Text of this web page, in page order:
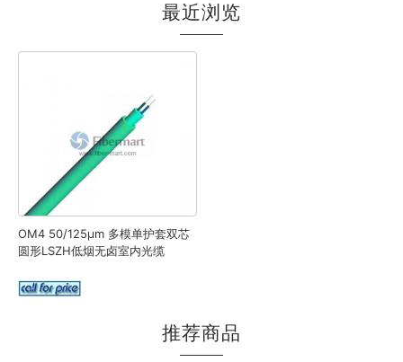
最近浏览
OM4 50/125μm 多模单护套双芯
圆形LSZH低烟无卤室内光缆
推荐商品